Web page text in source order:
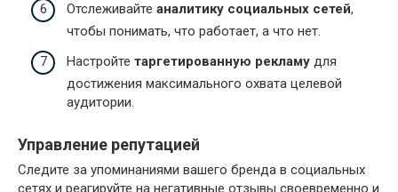
Отслеживайте аналитику социальных сетей,
чтобы понимать, что работает, а что нет.
Настройте таргетированную рекламу для
достижения максимального охвата целевой
аудитории.
Управление репутацией
Следите за упоминаниями вашего бренда в социальных
сетях и реагируйте на негативные отзывы своевременно и